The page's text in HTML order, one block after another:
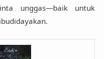
unggas—baik untuk